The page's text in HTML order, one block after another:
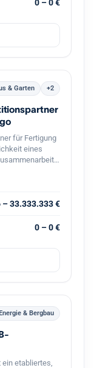
0 – 0 €
& Garten +2
für Fertigung
eines
die
Danke!
– 33.333.333 €
0 – 0 €
& Bergbau
etabliertes,